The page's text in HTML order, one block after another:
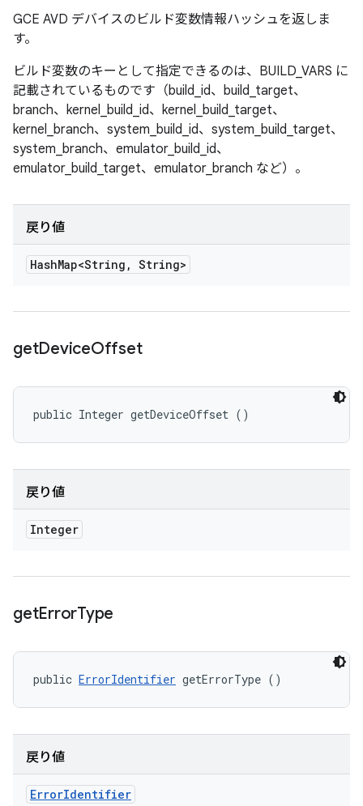
GCE AVD デバイスのビルド変数情報ハッシュを返しま
す。
ビルド変数のキーとして指定できるのは、BUILD_VARS に
記載されているものです（build_id、build_target、
branch、kernel_build_id、kernel_build_target、
kernel_branch、system_build_id、system_build_target、
system_branch、emulator_build_id、
emulator_build_target、emulator_branch など）。
戻り値
HashMap<String , String>
getDeviceOffset
public Integer getDeviceOffset ()
戻り値
Integer
getErrorType
public ErrorIdentifier getErrorType ()
戻り値
ErrorIdentifier